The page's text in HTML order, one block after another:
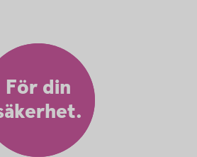
För din